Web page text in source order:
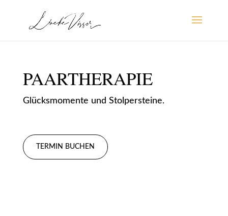
PAARTHERAPIE
Glücksmomente und Stolpersteine.
TERMIN BUCHEN